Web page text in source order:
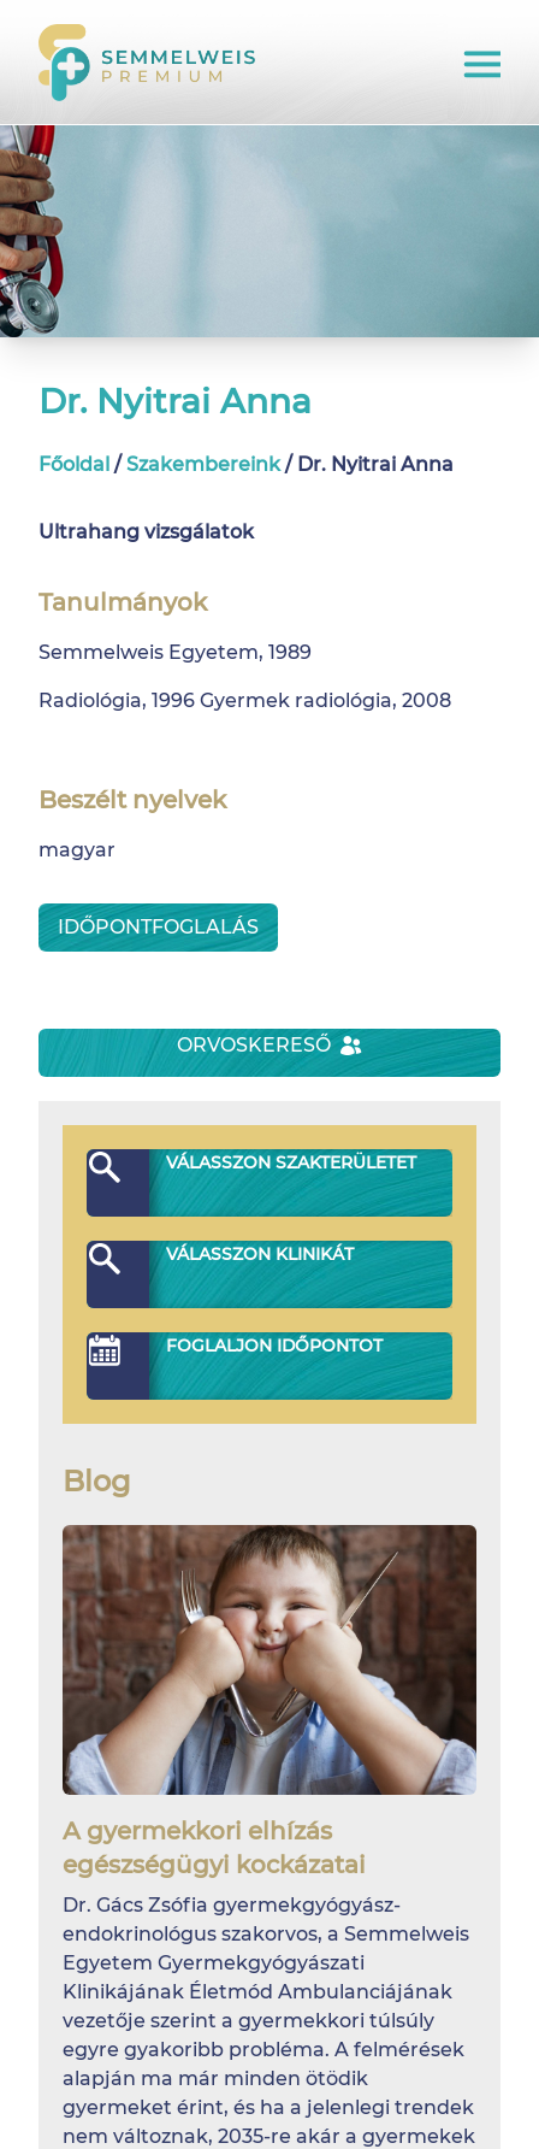
Dr. Nyitrai Anna
Főoldal / Szakembereink /Dr. Nyitrai Anna
Ultrahang vizsgálatok
Tanulmányok
Semmelweis Egyetem, 1989
Radiológia, 1996 Gyermek radiológia, 2008
Beszélt nyelvek
magyar
IDŐPONTFOGLALÁS
ORVOSKERESŐ
VÁLASSZON SZAKTERÜLETET
VÁLASSZON KLINIKÁT
FOGLALJON IDŐPONTOT
Blog
A gyermekkori elhízás
egészségügyi kockázatai
Dr. Gács Zsófia gyermekgyógyász-
endokrinológus szakorvos, a Semmelweis
Egyetem Gyermekgyógyászati
Klinikájának Életmód Ambulanciájának
vezetője szerint a gyermekkori túlsúly
egyre gyakoribb probléma. A felmérések
alapján ma már minden ötödik
gyermeket érint, és ha a jelenlegi trendek
nem változnak, 2035-re akár a gyermekek